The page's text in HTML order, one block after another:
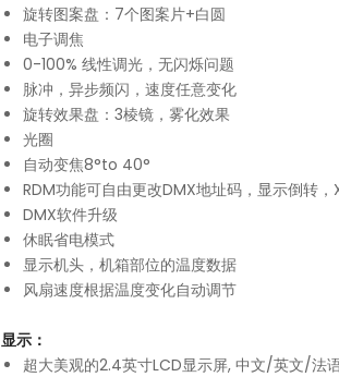
旋转图案盘：7个图案片+白圆
电子调焦
0-100% 线性调光，无闪烁问题
脉冲，异步频闪，速度任意变化
旋转效果盘：3棱镜，雾化效果
光圈
自动变焦8°to 40°
RDM功能可自由更改DMX地址码，显示倒转
DMX软件升级
休眠省电模式
显示机头，机箱部位的温度数据
风扇速度根据温度变化自动调节
显示：
超大美观的2.4英寸LCD显示屏, 中文/英文/法